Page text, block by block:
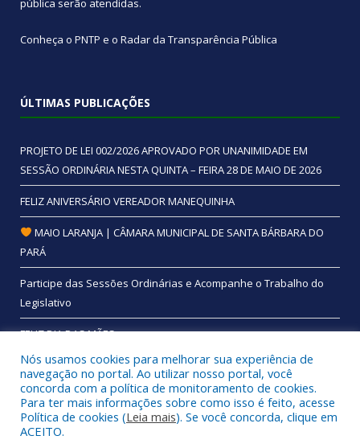
pública serão atendidas.
Conheça o PNTP e o Radar da Transparência Pública
ÚLTIMAS PUBLICAÇÕES
PROJETO DE LEI 002/2026 APROVADO POR UNANIMIDADE EM
SESSÃO ORDINÁRIA NESTA QUINTA – FEIRA 28 DE MAIO DE 2026
FELIZ ANIVERSÁRIO VEREADOR MANEQUINHA
MAIO LARANJA | CÂMARA MUNICIPAL DE SANTA BÁRBARA DO
PARÁ
Participe das Sessões Ordinárias e Acompanhe o Trabalho do
Legislativo
FELIZ DIA DAS MÃES
Todos os direitos reservados a Câmara Municipal de Santa
Bárbara do Pará.
Nós usamos cookies para melhorar sua experiência de
navegação no portal. Ao utilizar nosso portal, você
concorda com a política de monitoramento de cookies.
Para ter mais informações sobre como isso é feito, acesse
Política de cookies (Leia mais). Se você concorda, clique em
ACEITO.